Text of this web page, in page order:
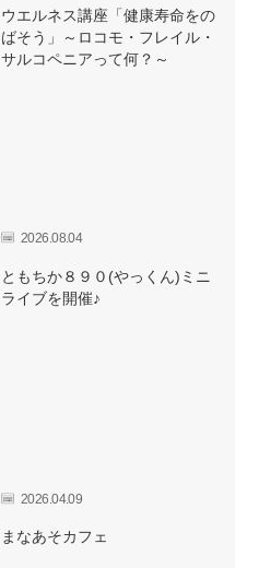
ウエルネス講座「健康寿命をの
ばそう」～ロコモ・フレイル・
サルコペニアって何？～
2026.08.04
ともちか８９０(やっくん)ミニ
ライブを開催♪
2026.04.09
まなあそカフェ